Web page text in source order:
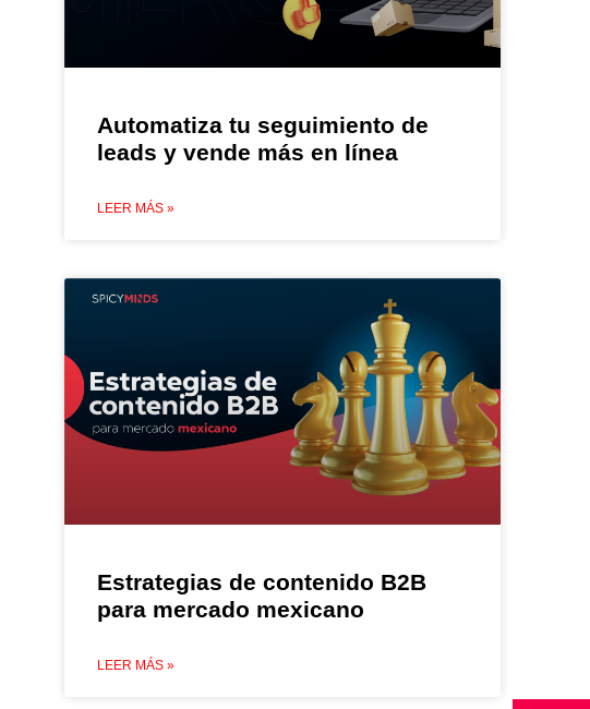
Automatiza tu seguimiento de
leads y vende más en línea
LEER MÁS »
Estrategias de contenido B2B
para mercado mexicano
LEER MÁS »